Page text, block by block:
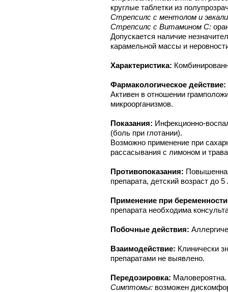
круглые таблетки из
Стрепсилс с ментолом и
Стрепсилс с Витамином C:
Допускается наличие
карамельной массы и
Характеристика:
Фармакологическое действие:
Активен в отношении
микроорганизмов.
Показания: Инфекционно-
(боль при глотании).
Возможно применение при
рассасывания с лимоном и
Противопоказания:
препарата, детский возраст до 5
Применение при
препарата необходима
Побочные действия:
Взаимодействие: Клинически
препаратами не выявлено.
Передозировка: Маловероятна.
Симптомы: возможен